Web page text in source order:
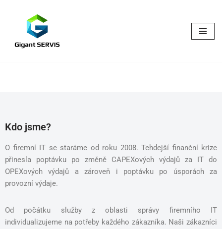
Přeskočit
obsah
Kdo jsme?
O firemní IT se staráme od roku 2008. Tehdejší finanční krize
přinesla poptávku po změně CAPEXových výdajů za IT do
OPEXových výdajů a zároveň i poptávku po úsporách za
provozní výdaje.
Od počátku služby z oblasti správy firemního IT
individualizujeme na potřeby každého zákazníka. Naši zákazníci